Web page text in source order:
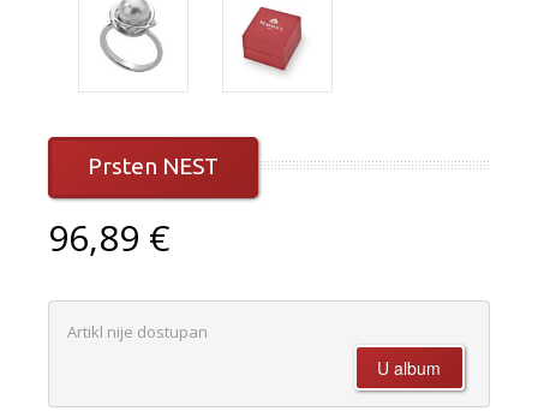
Prsten NEST
96,89 €
Artikl nije dostupan